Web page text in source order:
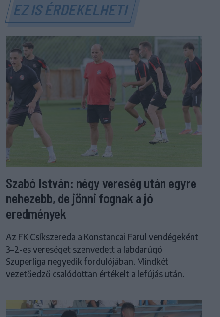
EZ IS ÉRDEKELHETI
Szabó István: négy vereség után egyre
nehezebb, de jönni fognak a jó
eredmények
Az FK Csíkszereda a Konstancai Farul vendégeként
3–2-es vereséget szenvedett a labdarúgó
Szuperliga negyedik fordulójában. Mindkét
vezetőedző csalódottan értékelt a lefújás után.